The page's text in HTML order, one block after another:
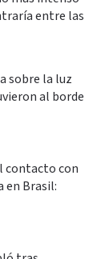
entre las
sobre la luz
al borde
contacto con
en Brasil: